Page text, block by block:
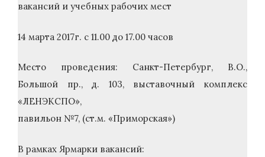
вакансий и учебных рабочих мест
14 марта 2017г. с 11.00 до 17.00 часов
Место проведения: Санкт-Петербург, В.О.,
Большой пр., д. 103, выставочный комплекс
«ЛЕНЭКСПО»,
павильон №7, (ст.м. «Приморская»)
В рамках Ярмарки вакансий: